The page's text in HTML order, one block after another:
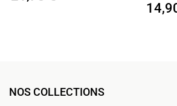
NOS COLLECTIONS